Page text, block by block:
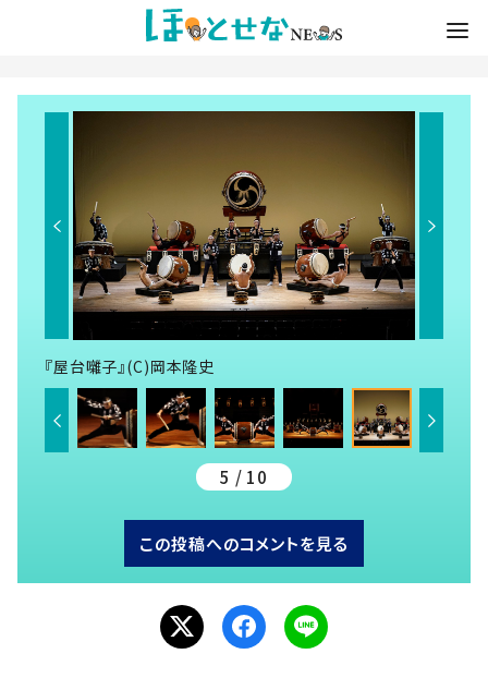
『屋台囃子』(C)岡本隆史
5 / 10
この投稿へのコメントを見る